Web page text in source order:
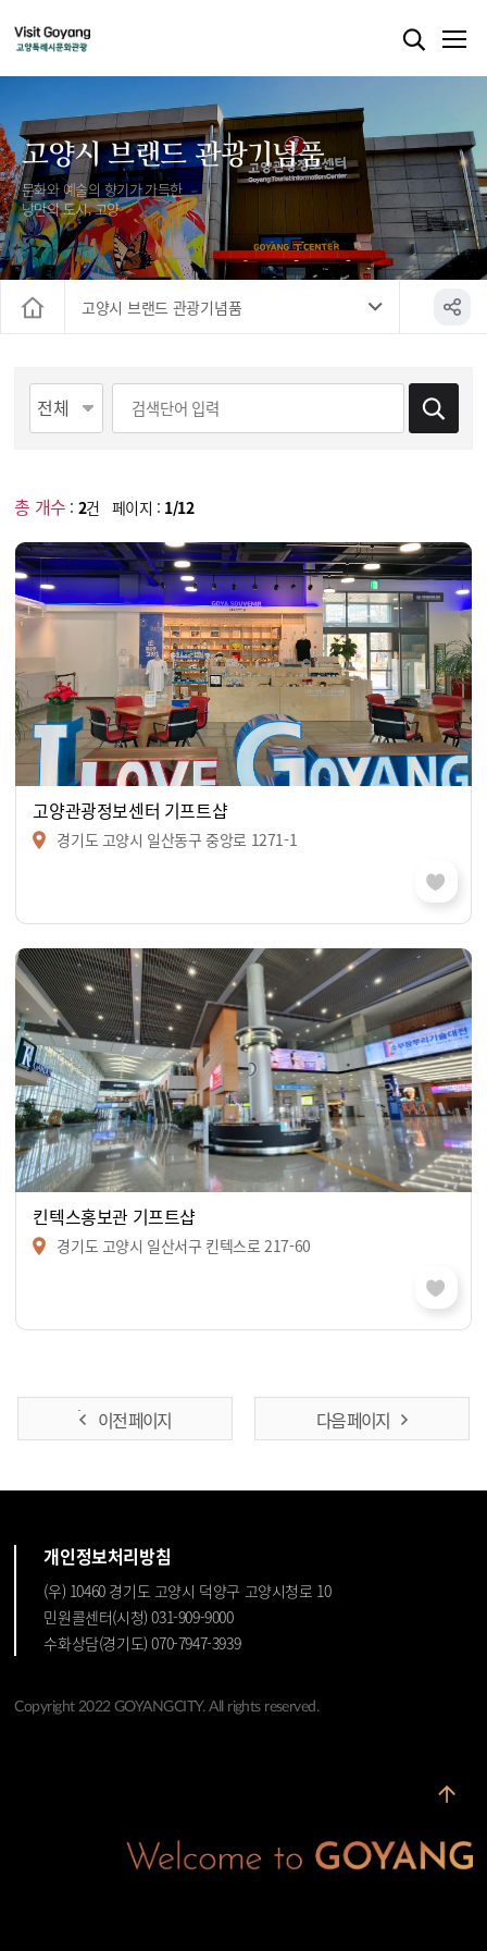
고양시 브랜드 관광기념품
문화와 예술의 향기가 가득한
낭만의 도시, 고양
고양시 브랜드 관광기념품
총 개수 : 2건 페이지 : 1/12
고양관광정보센터 기프트샵
경기도 고양시 일산동구 중앙로 1271-1
킨텍스홍보관 기프트샵
경기도 고양시 일산서구 킨텍스로 217-60
이전 페이지 다음 페이지
개인정보처리방침
(우) 10460 경기도 고양시 덕양구 고양시청로 10
민원콜센터(시청) 031-909-9000
수화상담(경기도) 070-7947-3939
Copyright 2022 GOYANGCITY. All rights reserved.